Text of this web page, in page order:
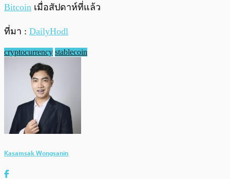
Bitcoin เมื่อสัปดาห์ที่แล้ว
ที่มา : DailyHodl
cryptocurrency stablecoin
Kasamsak Wongsanin